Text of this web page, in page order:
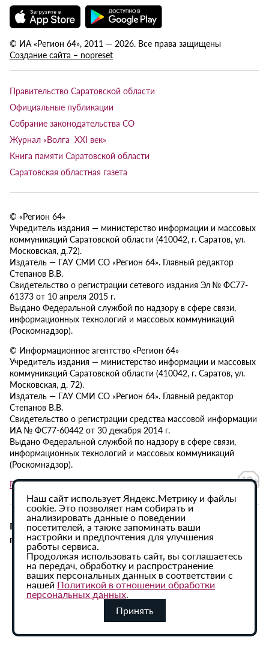
© ИА «Регион 64», 2011 — 2026. Все права защищены
Создание сайта – nopreset
Правительство Саратовской области
Официальные публикации
Собрание законодательства СО
Журнал «Волга XXI век»
Книга памяти Саратовской области
Саратовская областная газета
© «Регион 64»
Учредитель издания — министерство информации и массовых
коммуникаций Саратовской области (410042, г. Саратов, ул.
Московская, д.72).
Издатель — ГАУ СМИ СО «Регион 64». Главный редактор
Степанов В.В.
Свидетельство о регистрации сетевого издания Эл № ФС77-
61373 от 10 апреля 2015 г.
Выдано Федеральной службой по надзору в сфере связи,
информационных технологий и массовых коммуникаций
(Роскомнадзор).
© Информационное агентство «Регион 64»
Учредитель издания — министерство информации и массовых
коммуникаций Саратовской области (410042, г. Саратов, ул.
Московская, д. 72).
Издатель — ГАУ СМИ СО «Регион 64». Главный редактор
Степанов В.В.
Свидетельство о регистрации средства массовой информации
ИА № ФС77-60442 от 30 декабря 2014 г.
Выдано Федеральной службой по надзору в сфере связи,
информационных технологий и массовых коммуникаций
(Роскомнадзор).
Политика в отношении обработки персональных данных
При использовании материалов сайта активная
гиперссылка на ИА «Регион 64» обязательна.
Наш сайт использует Яндекс.Метрику и файлы
cookie. Это позволяет нам собирать и
анализировать данные о поведении
посетителей, а также запоминать ваши
настройки и предпочтения для улучшения
работы сервиса.
Продолжая использовать сайт, вы соглашаетесь
на передач, обработку и распространение
ваших персональных данных в соответствии с
нашей Политикой в отношении обработки
персональных данных.
Принять